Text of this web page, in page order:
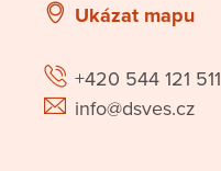
Ukázat mapu
+420 544 121 511
info@dsves.cz